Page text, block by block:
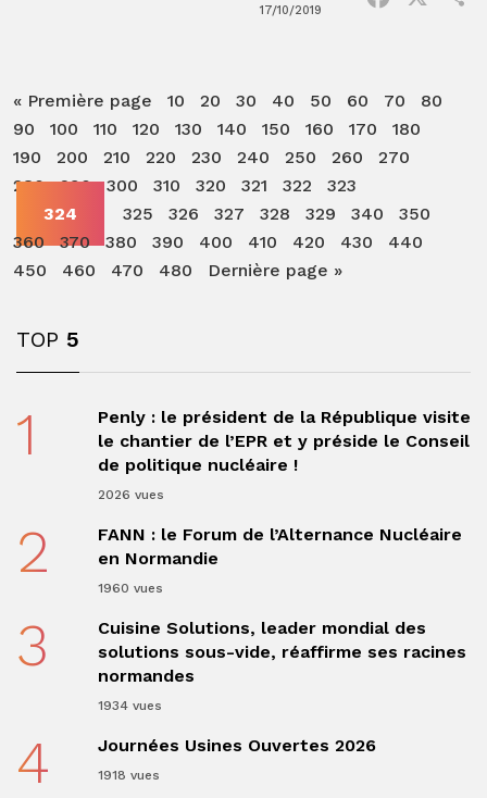
17/10/2019
« Première page 10 20 30 40 50 60 70
80
90
100 110 120 130 140 150 160 170
180
190
200 210 220 230 240 250 260
270
280
290 300 310 320 321 322
323
324
325 326 327 328 329 340
350
360
370 380 390 400 410 420 430
440
450
460 470 480 Dernière page »
TOP 5
1
Penly : le président de la République visite
le chantier de l’EPR et y préside le Conseil
de politique nucléaire !
2026 vues
2
FANN : le Forum de l’Alternance Nucléaire
en Normandie
1960 vues
3
Cuisine Solutions, leader mondial des
solutions sous-vide, réaffirme ses racines
normandes
1934 vues
4 Journées Usines Ouvertes 2026
1918 vues